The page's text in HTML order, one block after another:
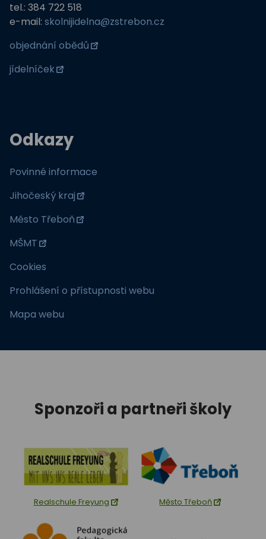
tel.: 384 722 518
e-mail: skolnijidelna@zstrebon.cz
objednání obědů
jídelníček
Odkazy
Povinné informace
Jihočeský kraj
Město Třeboň
MŠMT
Cookies
Prohlášení o přístupnosti webu
Mapa webu
Sponzoři a partneři školy
Realschule Freyung Město Třeboň